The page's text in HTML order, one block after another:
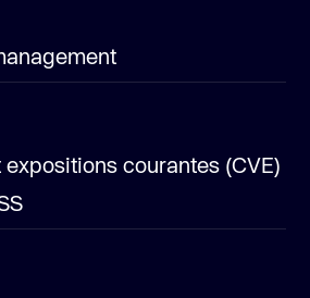
courantes (CVE)